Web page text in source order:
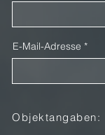
E-Mail-Adresse
Objektangaben: